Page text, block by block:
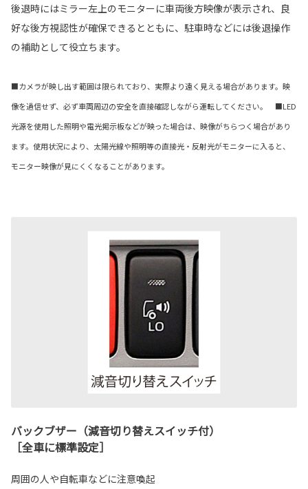
後退時にはミラー左上のモニターに車両後方映像が表示され、良
好な後方視認性が確保できるとともに、駐車時などには後退操作
の補助として役立ちます。
■カメラが映し出す範囲は限られており、実際より遠く見える場合があります。映
像を過信せず、必ず車両周辺の安全を直接確認しながら運転してください。 ■LED
光源を使用した照明や電光掲示板などが映った場合は、映像がちらつく場合があり
ます。使用状況により、太陽光線や照明等の直接光・反射光がモニターに入ると、
モニター映像が見にくくなることがあります。
バックブザー（減音切り替えスイッチ付）
［全車に標準設定］
周囲の人や自転車などに注意喚起